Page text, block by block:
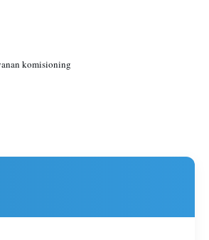
komisioning